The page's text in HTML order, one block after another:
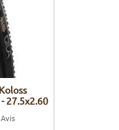
27.5x2.60